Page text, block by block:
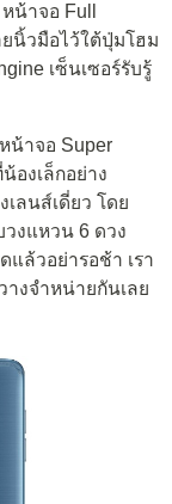
น้าจอ Full
นิ้วมือไว้ใต้ปุ่มโฮม
เซ็นเซอร์รับรู้
น้าจอ Super
องเล็กอย่าง
ลนส์เดี่ยว โดย
งแหวน 6 ดวง
แล้วอย่ารอช้า เรา
างจำหน่ายกันเลย